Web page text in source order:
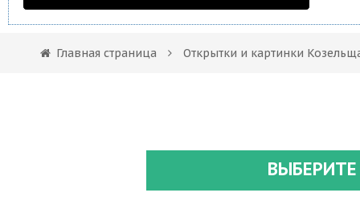
Главная страница Открытки и картинки